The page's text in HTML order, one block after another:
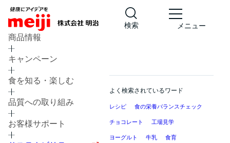
検索 メニュー
商品情報
キャンペーン
食を知る・楽しむ
品質への取り組み
お客様サポート
よく検索されているワード
レシピ 食の栄養バランスチェック
チョコレート 工場見学
ヨーグルト 牛乳 食育